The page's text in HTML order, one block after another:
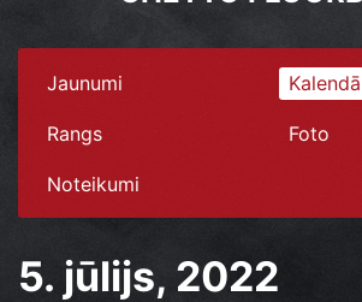
Jaunumi
Rangs Foto
Noteikumi
5. jūlijs, 2022